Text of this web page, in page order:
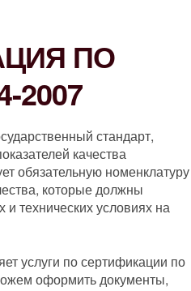
ПО
2007
стандарт,
качества
обязательную номенклатуру
которые должны
и технических условиях на
услуги по сертификации по
оформить документы,